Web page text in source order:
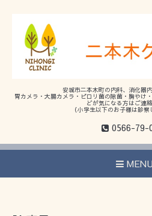
安城市二本木町の内科、消化器
胃カメラ・大腸カメラ・ピロリ菌の除菌・胸や
どが気になる方はご連絡
（小学生以下のお子様は診察
0566-79-
MENU